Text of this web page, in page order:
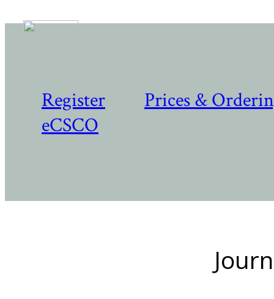
Register
Prices &
eCSCO